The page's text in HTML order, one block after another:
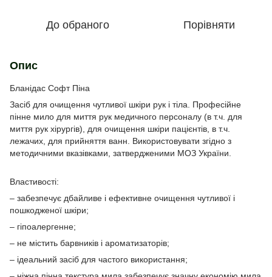
До обраного Порівняти
Опис
Бланідас Софт Піна
Засіб для очищення чутливої ​​шкіри рук і тіла. Професійне
пінне мило для миття рук медичного персоналу (в т.ч. для
миття рук хірургів), для очищення шкіри пацієнтів, в т.ч.
лежачих, для прийняття ванн. Використовувати згідно з
методичними вказівками, затвердженими МОЗ України.
Властивості:
– забезпечує дбайливе і ефективне очищення чутливої ​​і
пошкодженої шкіри;
– гіпоалергенне;
– не містить барвників і ароматизаторів;
– ідеальний засіб для частого використання;